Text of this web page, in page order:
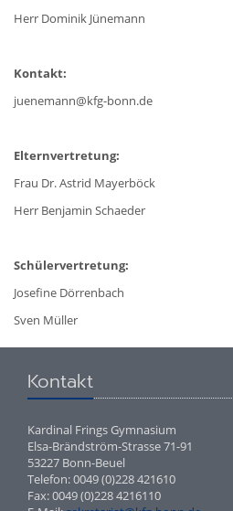
Herr Dominik Jünemann
Kontakt:
juenemann@kfg-bonn.de
Elternvertretung:
Frau Dr. Astrid Mayerböck
Herr Benjamin Schaeder
Schülervertretung:
Josefine Dörrenbach
Sven Müller
Kontakt
Kardinal Frings Gymnasium
Elsa-Brändström-Strasse 71-91
53227 Bonn-Beuel
Telefon: 0049 (0)228 421610
Fax: 0049 (0)228 4216110